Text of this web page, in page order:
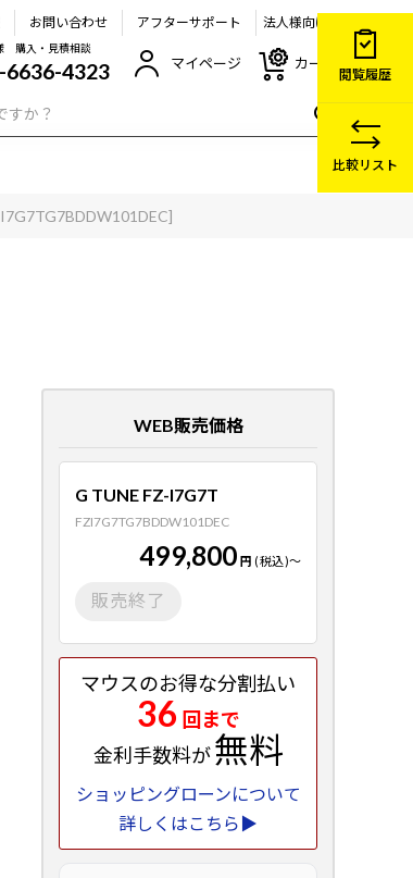
お問い合わせ アフターサポート 法人様向け
購入・見積相談
6636-4323 マイページ カート
WEB販売価格
G TUNE FZ-I7G7T
FZI7G7TG7BDDW101DEC
499,800 円 (税込)～
販売終了
マウスのお得な分割払い
36 回まで
金利手数料が無料
ショッピングローンについて
詳しくはこちら▶
閲覧履歴
比較リスト